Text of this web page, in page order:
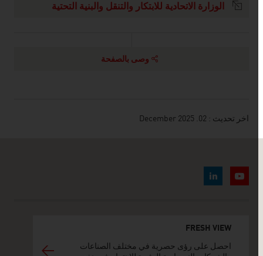
الوزارة الاتحادية للابتكار والتنقل والبنية التحتية
وصى بالصفحة
اخر تحديث : 02. December 2025
FRESH VIEW
احصل على رؤى حصرية في مختلف الصناعات